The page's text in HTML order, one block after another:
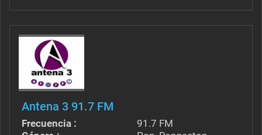
Antena 3 91.7 FM
Frecuencia :
91.7 FM